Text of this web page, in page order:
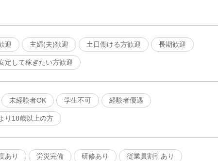
迎 主婦(夫)歓迎 土日働ける方歓迎 長期歓迎
定して稼ぎたい方歓迎
未経験者OK 学生不可 経験者優遇
り18歳以上の方
あり 労災完備 研修あり 従業員割引あり